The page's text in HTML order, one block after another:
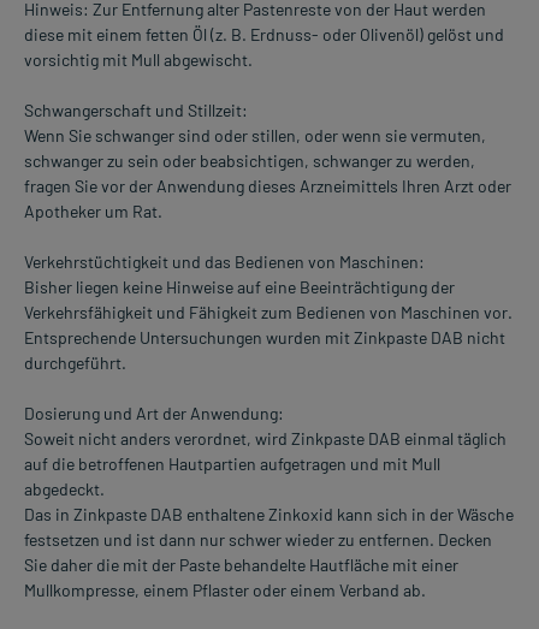
Hinweis: Zur Entfernung alter Pastenreste von der Haut werden
diese mit einem fetten Öl (z. B. Erdnuss- oder Olivenöl) gelöst und
vorsichtig mit Mull abgewischt.
Schwangerschaft und Stillzeit:
Wenn Sie schwanger sind oder stillen, oder wenn sie vermuten,
schwanger zu sein oder beabsichtigen, schwanger zu werden,
fragen Sie vor der Anwendung dieses Arzneimittels Ihren Arzt oder
Apotheker um Rat.
Verkehrstüchtigkeit und das Bedienen von Maschinen:
Bisher liegen keine Hinweise auf eine Beeinträchtigung der
Verkehrsfähigkeit und Fähigkeit zum Bedienen von Maschinen vor.
Entsprechende Untersuchungen wurden mit Zinkpaste DAB nicht
durchgeführt.
Dosierung und Art der Anwendung:
Soweit nicht anders verordnet, wird Zinkpaste DAB einmal täglich
auf die betroffenen Hautpartien aufgetragen und mit Mull
abgedeckt.
Das in Zinkpaste DAB enthaltene Zinkoxid kann sich in der Wäsche
festsetzen und ist dann nur schwer wieder zu entfernen. Decken
Sie daher die mit der Paste behandelte Hautfläche mit einer
Mullkompresse, einem Pflaster oder einem Verband ab.